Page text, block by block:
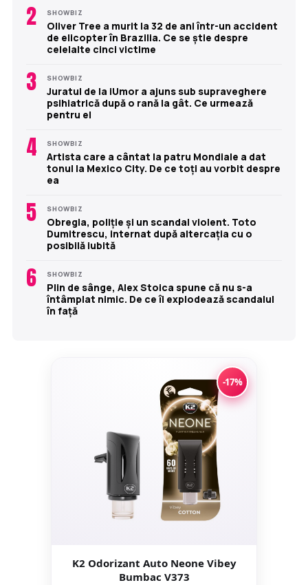
2 SHOWBIZ
Oliver Tree a murit la 32 de ani într-un accident
de elicopter în Brazilia. Ce se știe despre
celelalte cinci victime
3 SHOWBIZ
Juratul de la iUmor a ajuns sub supraveghere
psihiatrică după o rană la gât. Ce urmează
pentru el
4 SHOWBIZ
Artista care a cântat la patru Mondiale a dat
tonul la Mexico City. De ce toți au vorbit despre
ea
5 SHOWBIZ
Obregia, poliție și un scandal violent. Toto
Dumitrescu, internat după altercația cu o
posibilă iubită
6 SHOWBIZ
Plin de sânge, Alex Stoica spune că nu s-a
întâmplat nimic. De ce îi explodează scandalul
în față
-17%
K2 Odorizant Auto Neone Vibey
Bumbac V373